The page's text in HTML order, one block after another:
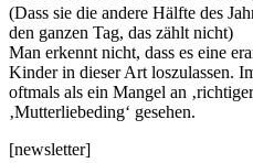
(Dass sie die andere Hälfte des
den ganzen Tag, das zählt nicht)
Man erkennt nicht, dass es eine
Kinder in dieser Art loszulassen.
oftmals als ein Mangel an
‚Mutterliebeding‘ gesehen.
[newsletter]